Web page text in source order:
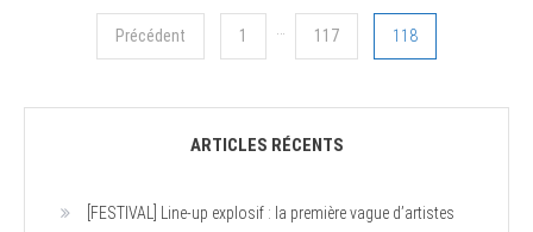
Navigation
Précédent 1 … 117 118
ARTICLES RÉCENTS
[FESTIVAL] Line-up explosif : la première vague d’artistes